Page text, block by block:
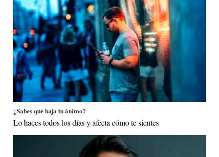
¿Sabes qué baja tu ánimo?
Lo haces todos los días y afecta cómo te sientes